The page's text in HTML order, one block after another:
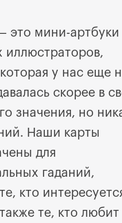
это мини-артбуки
иллюстраторов,
у нас еще
скорее в
значения, но
Наши карты
для
гаданий,
кто
те, кто любит